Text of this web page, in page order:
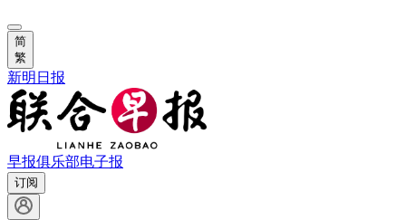
简
繁
新明日报
早报俱乐部电子报
订阅